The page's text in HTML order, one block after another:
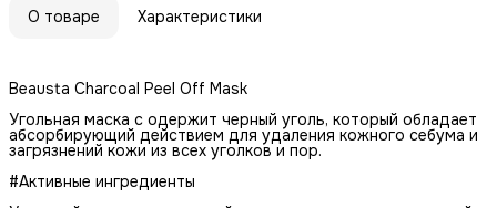
О товаре Характеристики
Beausta Charcoal Peel Off Mask
Угольная маска c одержит черный уголь, который обладает
абсорбирующий действием для удаления кожного себума и
загрязнений кожи из всех уголков и пор.
#Активные ингредиенты